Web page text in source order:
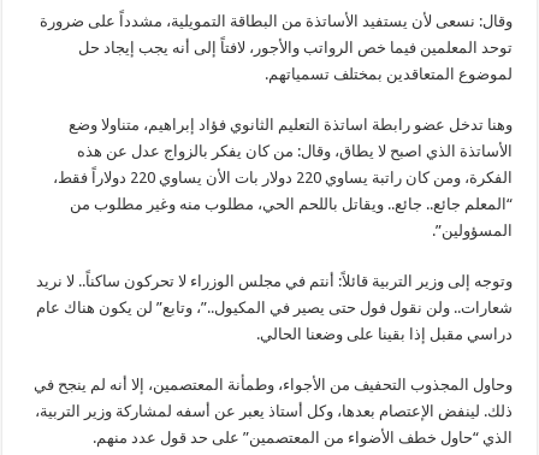
وقال: نسعى لأن يستفيد الأساتذة من البطاقة التمويلية، مشدداً على ضرورة
توحد المعلمين فيما خص الرواتب والأجور، لافتاً إلى أنه يجب إيجاد حل
لموضوع المتعاقدين بمختلف تسمياتهم.
وهنا تدخل عضو رابطة اساتذة التعليم الثانوي فؤاد إبراهيم، متناولا وضع
الأساتذة الذي اصبح لا يطاق، وقال: من كان يفكر بالزواج عدل عن هذه
الفكرة، ومن كان راتبة يساوي 220 دولار بات الأن يساوي 220 دولاراً فقط،
“المعلم جائع.. جائع.. ويقاتل باللحم الحي، مطلوب منه وغير مطلوب من
المسؤولين”.
وتوجه إلى وزير التربية قائلاً: أنتم في مجلس الوزراء لا تحركون ساكناً.. لا نريد
شعارات.. ولن نقول فول حتى يصير في المكيول..”، وتابع” لن يكون هناك عام
دراسي مقبل إذا بقينا على وضعنا الحالي.
وحاول المجذوب التحفيف من الأجواء، وطمأنة المعتصمين، إلا أنه لم ينجح في
ذلك. لينفض الإعتصام بعدها، وكل أستاذ يعبر عن أسفه لمشاركة وزير التربية،
الذي “حاول خطف الأضواء من المعتصمين” على حد قول عدد منهم.